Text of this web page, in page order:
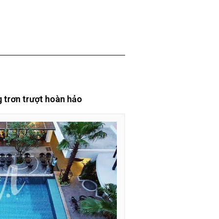
trơn trượt hoàn hảo